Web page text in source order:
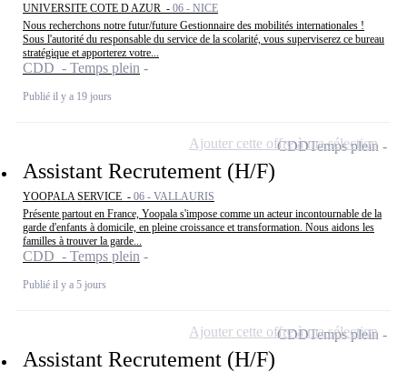
UNIVERSITE COTE D AZUR - 06 - NICE
Nous recherchons notre futur/future Gestionnaire des mobilités internationales !
Sous l'autorité du responsable du service de la scolarité, vous superviserez ce bureau
stratégique et apporterez votre...
CDD - Temps plein
Publié il y a 19 jours
Assistant Recrutement (H/F)
YOOPALA SERVICE - 06 - VALLAURIS
Présente partout en France, Yoopala s'impose comme un acteur incontournable de la
garde d'enfants à domicile, en pleine croissance et transformation. Nous aidons les
familles à trouver la garde...
CDD - Temps plein
Publié il y a 5 jours
CDDTemps plein
Ajouter cette offre à ma sélection
Assistant Recrutement (H/F)
CDDTemps plein
Ajouter cette offre à ma sélection